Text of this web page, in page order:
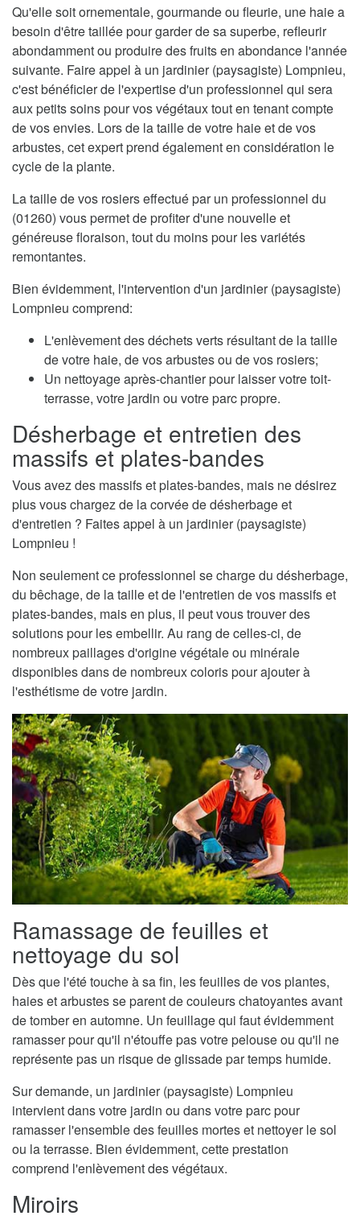
Qu'elle soit ornementale, gourmande ou fleurie, une haie a
besoin d'être taillée pour garder de sa superbe, refleurir
abondamment ou produire des fruits en abondance l'année
suivante. Faire appel à un jardinier (paysagiste) Lompnieu,
c'est bénéficier de l'expertise d'un professionnel qui sera
aux petits soins pour vos végétaux tout en tenant compte
de vos envies. Lors de la taille de votre haie et de vos
arbustes, cet expert prend également en considération le
cycle de la plante.
La taille de vos rosiers effectué par un professionnel du
(01260) vous permet de profiter d'une nouvelle et
généreuse floraison, tout du moins pour les variétés
remontantes.
Bien évidemment, l'intervention d'un jardinier (paysagiste)
Lompnieu comprend:
L'enlèvement des déchets verts résultant de la taille
de votre haie, de vos arbustes ou de vos rosiers;
Un nettoyage après-chantier pour laisser votre toit-
terrasse, votre jardin ou votre parc propre.
Désherbage et entretien des
massifs et plates-bandes
Vous avez des massifs et plates-bandes, mais ne désirez
plus vous chargez de la corvée de désherbage et
d'entretien ? Faites appel à un jardinier (paysagiste)
Lompnieu !
Non seulement ce professionnel se charge du désherbage,
du bêchage, de la taille et de l'entretien de vos massifs et
plates-bandes, mais en plus, il peut vous trouver des
solutions pour les embellir. Au rang de celles-ci, de
nombreux paillages d'origine végétale ou minérale
disponibles dans de nombreux coloris pour ajouter à
l'esthétisme de votre jardin.
Ramassage de feuilles et
nettoyage du sol
Dès que l'été touche à sa fin, les feuilles de vos plantes,
haies et arbustes se parent de couleurs chatoyantes avant
de tomber en automne. Un feuillage qui faut évidemment
ramasser pour qu'il n'étouffe pas votre pelouse ou qu'il ne
représente pas un risque de glissade par temps humide.
Sur demande, un jardinier (paysagiste) Lompnieu
intervient dans votre jardin ou dans votre parc pour
ramasser l'ensemble des feuilles mortes et nettoyer le sol
ou la terrasse. Bien évidemment, cette prestation
comprend l'enlèvement des végétaux.
Miroirs